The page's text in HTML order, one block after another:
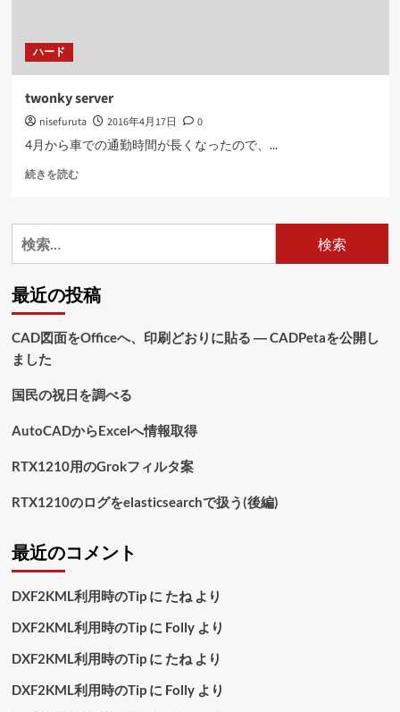
ハード
twonky server
nisefuruta 2016年4月17日
0
4月から車での通勤時間が長くなったので、...
続きを読むtwonky
つ
ら
に
む
検
索:
最近の投稿
CAD図面をOfficeへ、印刷どおりに貼る ― CADPetaを公開し
ました
国民の祝日を調べる
AutoCADからExcelへ情報取得
RTX1210用のGrokフィルタ案
RTX1210のログをelasticsearchで扱う(後編)
最近のコメント
DXF2KML利用時のTipに たねより
DXF2KML利用時のTipに Follyより
DXF2KML利用時のTipに たねより
DXF2KML利用時のTipに Follyより